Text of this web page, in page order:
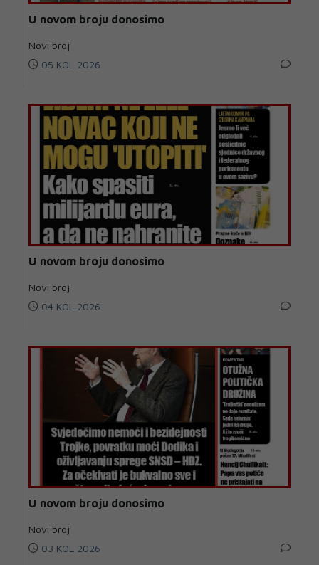
U novom broju donosimo
Novi broj
05 KOL 2026
U novom broju donosimo
Novi broj
04 KOL 2026
U novom broju donosimo
Novi broj
03 KOL 2026